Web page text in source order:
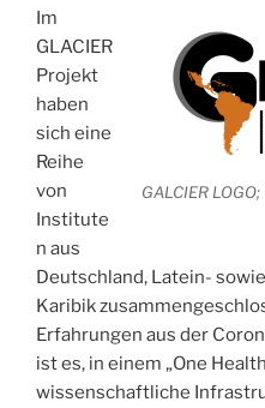
GALCIER
Im
GLACIER
Projekt
haben
sich eine
Reihe
von
Institute
n aus
Deutschland, Latein-
Karibik
Erfahrungen aus der
ist es, in einem „One
wissenschaftliche